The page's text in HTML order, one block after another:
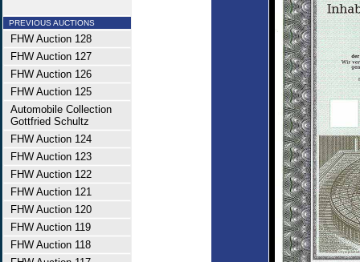
PREVIOUS AUCTIONS
FHW Auction 128
FHW Auction 127
FHW Auction 126
FHW Auction 125
Automobile Collection
Gottfried Schultz
FHW Auction 124
FHW Auction 123
FHW Auction 122
FHW Auction 121
FHW Auction 120
FHW Auction 119
FHW Auction 118